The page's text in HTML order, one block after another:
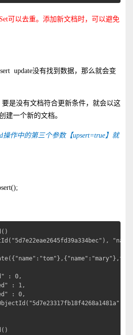
可以去重。添加新文档时，可以避免
update没有找到数据，那么就会变
要是没有文档符合更新条件，就会以这
建一个新的文档。
作中的第三个参数【upsert=true】就
: 0,
: 1,
: 0,